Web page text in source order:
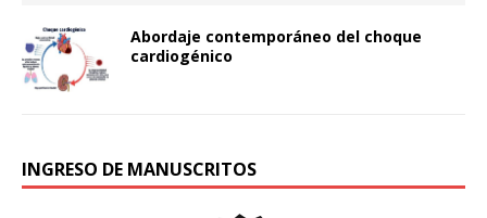
Abordaje contemporáneo del choque
cardiogénico
INGRESO DE MANUSCRITOS